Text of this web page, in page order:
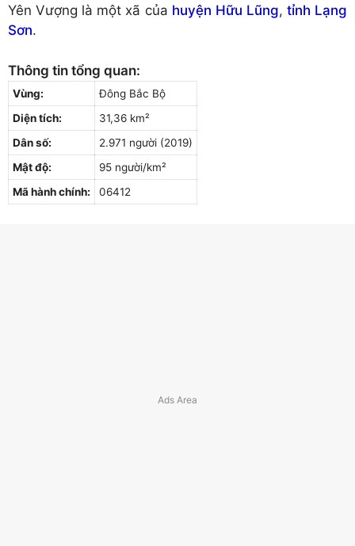
Yên Vượng là một xã của huyện Hữu Lũng, tỉnh Lạng
Sơn.
Thông tin tổng quan:
Vùng:
Đông Bắc Bộ
Diện tích:
31,36 km²
Dân số:
2.971 người (2019)
Mật độ:
95 người/km²
Mã hành chính:
06412